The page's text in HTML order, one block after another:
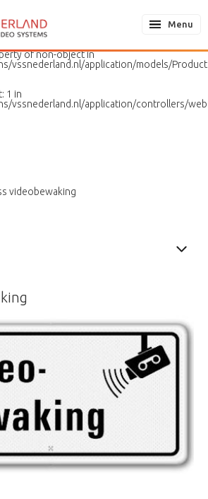
page in
vssnederland.nl/application/models/
of non-object in
vssnederland.nl/application/models/
1 in
vssnederland.nl/application/controllers/
Menu
videobewaking